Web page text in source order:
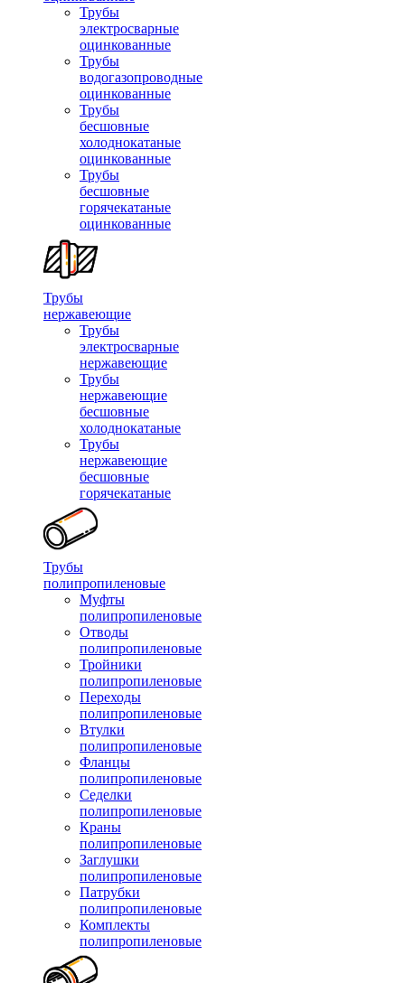
Трубы
электросварные
оцинкованные
Трубы
водогазопроводные
оцинкованные
Трубы
бесшовные
холоднокатаные
оцинкованные
Трубы
бесшовные
горячекатаные
оцинкованные
Трубы
нержавеющие
Трубы
электросварные
нержавеющие
Трубы
нержавеющие
бесшовные
холоднокатаные
Трубы
нержавеющие
бесшовные
горячекатаные
Трубы
полипропиленовые
Муфты
полипропиленовые
Отводы
полипропиленовые
Тройники
полипропиленовые
Переходы
полипропиленовые
Втулки
полипропиленовые
Фланцы
полипропиленовые
Седелки
полипропиленовые
Краны
полипропиленовые
Заглушки
полипропиленовые
Патрубки
полипропиленовые
Комплекты
полипропиленовые